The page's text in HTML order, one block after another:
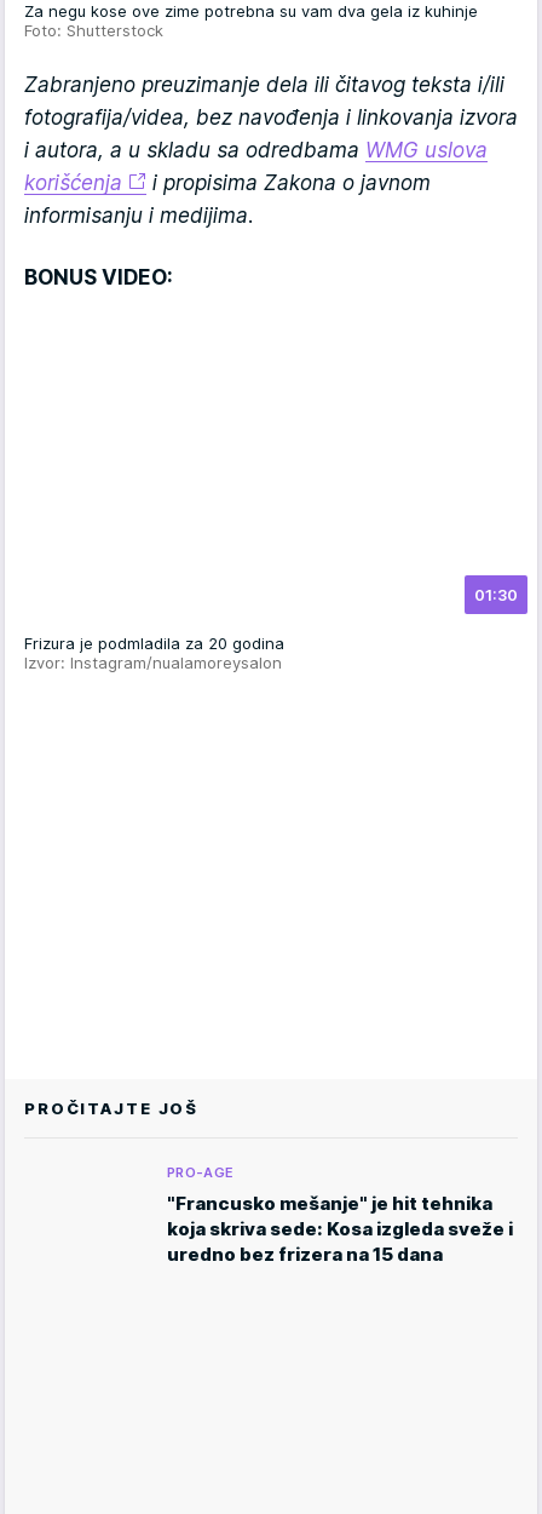
Za negu kose ove zime potrebna su vam dva gela iz kuhinje
Foto: Shutterstock
Zabranjeno preuzimanje dela ili čitavog teksta i/ili
fotografija/videa, bez navođenja i linkovanja izvora
i autora, a u skladu sa odredbama WMG uslova
korišćenja
i propisima Zakona o javnom
informisanju i medijima.
BONUS VIDEO:
01:30
Frizura je podmladila za 20 godina
Izvor: Instagram/nualamoreysalon
PROČITAJTE JOŠ
PRO-AGE
"Francusko mešanje" je hit tehnika
koja skriva sede: Kosa izgleda sveže i
uredno bez frizera na 15 dana